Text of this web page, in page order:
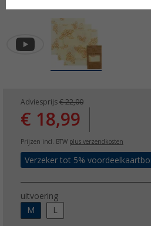
Adviesprijs € 22,00
€ 18,99
Prijzen incl. BTW plus verzendkosten
Verzeker tot 5%
uitvoering
M
L